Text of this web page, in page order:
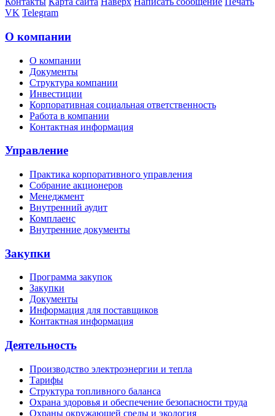
VK Telegram
О компании
О компании
Документы
Структура компании
Инвестиции
Корпоративная социальная ответственность
Работа в компании
Контактная информация
Управление
Практика корпоративного управления
Собрание акционеров
Менеджмент
Внутренний аудит
Комплаенс
Внутренние документы
Закупки
Программа закупок
Закупки
Документы
Информация для поставщиков
Контактная информация
Деятельность
Производство электроэнергии и тепла
Тарифы
Структура топливного баланса
Охрана здоровья и обеспечение безопасности труда
Охраны окружающей среды и экология